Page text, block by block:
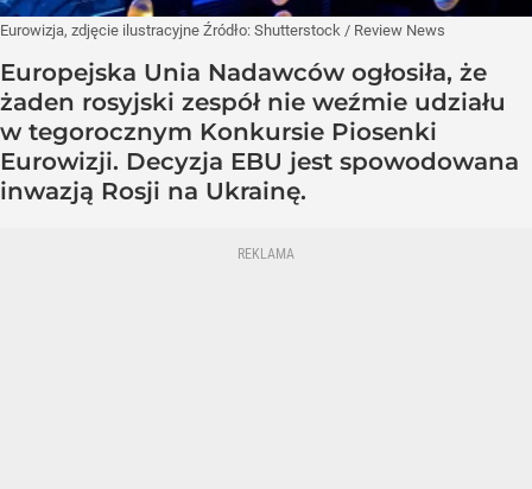
Eurowizja, zdjęcie ilustracyjne Źródło: Shutterstock / Review News
Europejska Unia Nadawców ogłosiła, że ​​
żaden rosyjski zespół nie weźmie udziału
w tegorocznym Konkursie Piosenki
Eurowizji. Decyzja EBU jest spowodowana
inwazją Rosji na Ukrainę.